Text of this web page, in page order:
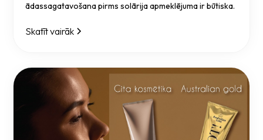
ādassagatavošana pirms solārija apmeklējuma ir būtiska.
Skatīt vairāk